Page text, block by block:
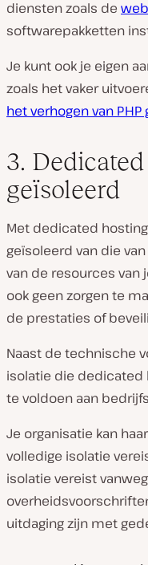
diensten zoals de
softwarepakketten
Je kunt ook je eigen
zoals het vaker
het verhogen van
3.
geïsoleerd
Met dedicated
geïsoleerd van die
van de resources van
ook geen zorgen te
de prestaties of
Naast de technische
isolatie die dedicated
te voldoen aan
Je organisatie kan
volledige isolatie
isolatie vereist
uitdaging zijn met